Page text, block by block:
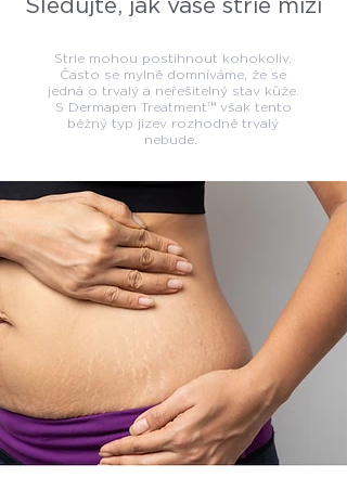
Sledujte, jak vaše strie mizí
Strie mohou postihnout kohokoliv.
Často se mylně domníváme, že se
jedná o trvalý a neřešitelný stav kůže.
S Dermapen Treatment™ však tento
běžný typ jizev rozhodně trvalý
nebude.